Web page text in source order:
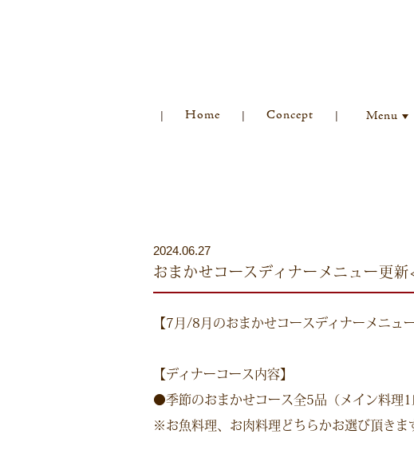
Home Concept Menu
2024.06.27
おまかせコースディナーメニュー更
【7月/8月のおまかせコースディナーメニュー
【ディナーコース内容】
●季節のおまかせコース全5品（メイン料理
※お魚料理、お肉料理どちらかお選び頂きま